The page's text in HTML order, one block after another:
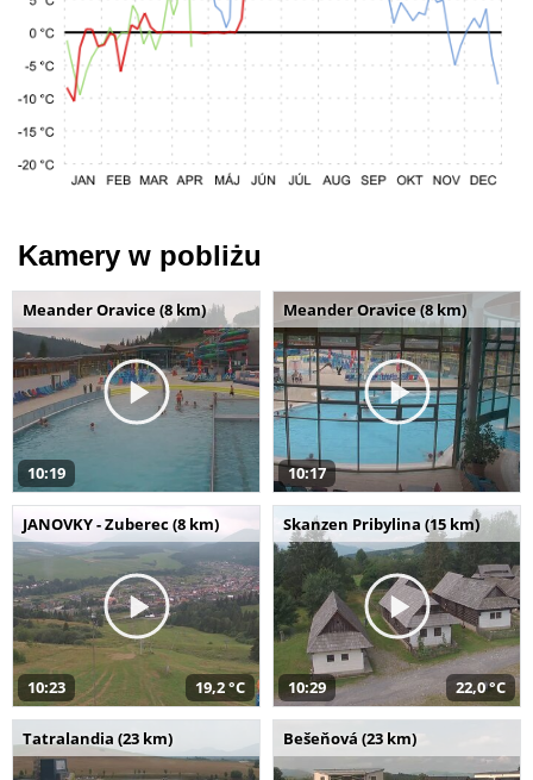
Kamery w pobliżu
Meander Oravice (8 km)
10:19
Meander Oravice (8 km)
10:17
JANOVKY - Zuberec (8 km)
10:23 19,2 °C
Skanzen Pribylina (15 km)
10:29 22,0 °C
Tatralandia (23 km) Bešeňová (23 km)